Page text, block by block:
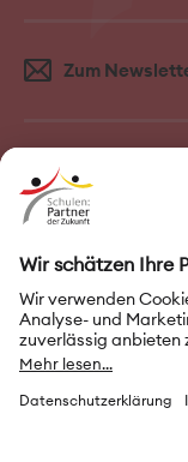
Zum
FAQ–Häufige
Privatsphäre-
Leichte